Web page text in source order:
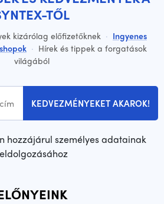
TŐL
kizárólag előfizetőknek · Ingyenes
· Hírek és tippek a forgatások
világából
KEDVEZMÉNYEKET AKAROK!
hozzájárul személyes adatainak